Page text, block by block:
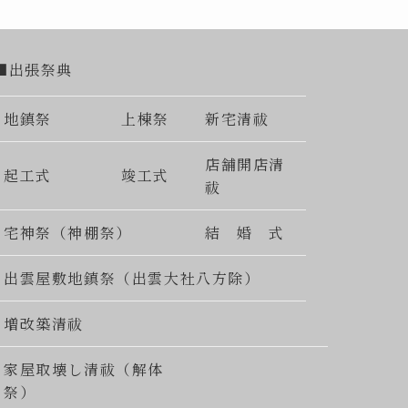
張祭典
地鎮祭 上棟祭 新宅清祓
起工式 竣工式
店舗開店清
祓
宅神祭（神棚祭） 結 婚 式
出雲屋敷地鎮祭（出雲大社八方除）
増改築清祓
家屋取壊し清祓（解体
祭）